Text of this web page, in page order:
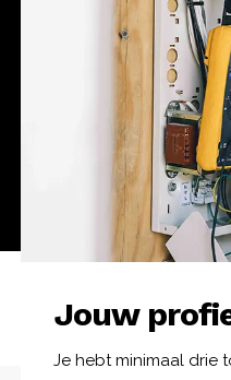
Jouw
Je hebt minimaal drie